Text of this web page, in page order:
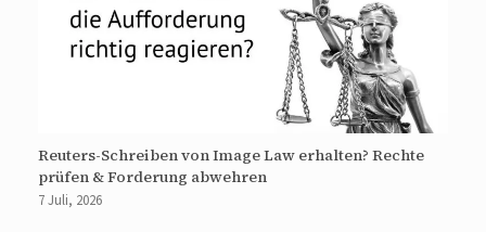
Reuters-Schreiben von Image Law erhalten? Rechte
prüfen & Forderung abwehren
7 Juli, 2026